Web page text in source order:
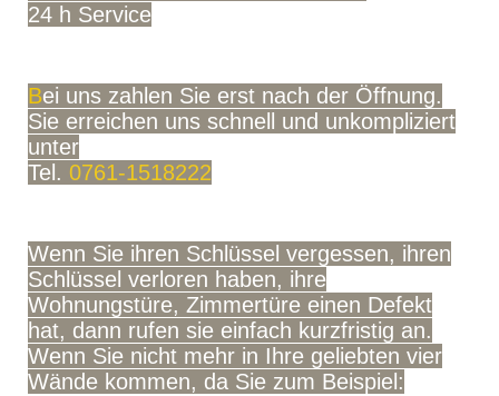
24 h Service
Bei uns zahlen Sie erst nach der Öffnung.
Sie erreichen uns schnell und unkompliziert
unter
Tel. 0761-1518222
Wenn Sie ihren Schlüssel vergessen, ihren
Schlüssel verloren haben, ihre
Wohnungstüre, Zimmertüre einen Defekt
hat, dann rufen sie einfach kurzfristig an.
Wenn Sie nicht mehr in Ihre geliebten vier
Wände kommen, da Sie zum Beispiel: